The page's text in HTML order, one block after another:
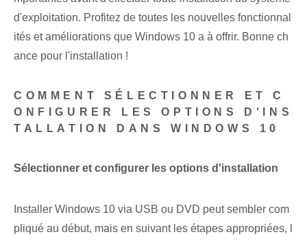
d'exploitation.⁢ Profitez de toutes les nouvelles fonctionnal
ités et améliorations que Windows 10 a à offrir. Bonne ch
ance pour l'installation !
COMMENT SÉLECTIONNER ET C
ONFIGURER LES OPTIONS D'INS
TALLATION DANS WINDOWS 10
Sélectionner et configurer les options d'installation
Installer Windows 10 via USB ou DVD peut sembler com
pliqué au début, mais en suivant les étapes appropriées, l